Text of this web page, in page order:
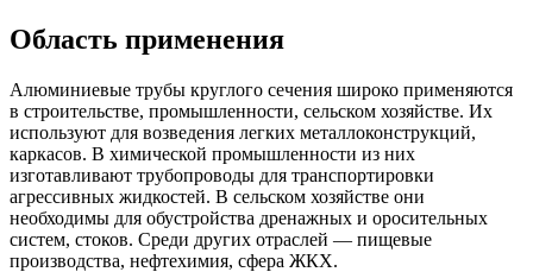
Область применения
Алюминиевые трубы круглого сечения широко применяются
в строительстве, промышленности, сельском хозяйстве. Их
используют для возведения легких металлоконструкций,
каркасов. В химической промышленности из них
изготавливают трубопроводы для транспортировки
агрессивных жидкостей. В сельском хозяйстве они
необходимы для обустройства дренажных и оросительных
систем, стоков. Среди других отраслей — пищевые
производства, нефтехимия, сфера ЖКХ.